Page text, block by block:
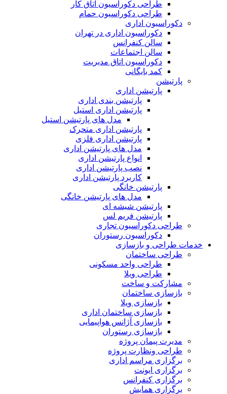
طراحی دکوراسیون اتاق کار
طراحی دکوراسیون حمام
دکوراسیون اداری
دکوراسیون اداری در تهران
سالن کنفرانس
سالن اجتماعات
دکوراسیون اتاق مدیریت
کمد بایگانی
پارتیشن
پارتیشن اداری
پارتیشن بندی اداری
پارتیشن اداری استیل
مدل های پارتیشن استیل
پارتیشن اداری متحرک
پارتیشن اداری فلزی
مدل های پارتیشن اداری
انواع پارتیشن اداری
نصب پارتیشن اداری
کاربرد پارتیشن اداری
پارتیشن خانگی
مدل های پارتیشن خانگی
پارتیشن شیشه ای
پارتیشن فریم لس
طراحی دکوراسیون تجاری
دکوراسیون رستوران
خدمات طراحی و بازسازی
طراحی ساختمان
طراحی واحد مسکونی
طراحی ویلا
مشارکت و ساخت
بازسازی ساختمان
بازسازی ویلا
بازسازی ساختمان اداری
بازسازی آژانس هواپیمایی
بازسازی رستوران
مدیرت پیمان پروژه
طراحی ونظارت پروژه
برگزاری مراسم اداری
برگزاری ایونت
برگزاری کنفرانس
برگزاری همایش